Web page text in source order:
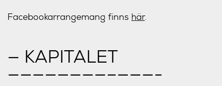
Facebookarrangemang finns här.
— KAPITALET
————————–———-